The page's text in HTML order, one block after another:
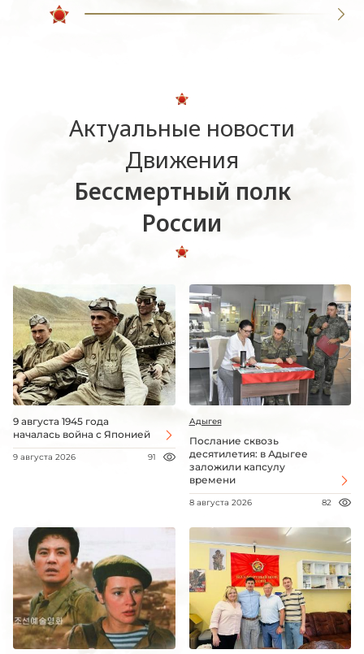
Актуальные новости
Движения
Бессмертный полк
России
9 августа 1945 года
началась война с Японией
9 августа 2026 91
Адыгея
Послание сквозь
десятилетия: в Адыгее
заложили капсулу
времени
8 августа 2026 82